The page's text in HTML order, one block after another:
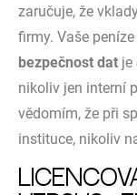
zaručuje, že
firmy. Vaše
bezpečnost dat je
nikoliv jen interní
vědomím, že při
instituce, nikoliv